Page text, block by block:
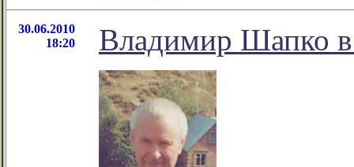
30.06.2010
18:20
Владимир Шапко в